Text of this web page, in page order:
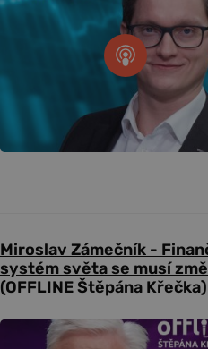
Miroslav Zámečník -
systém světa se musí
(OFFLINE Štěpána Křečka)